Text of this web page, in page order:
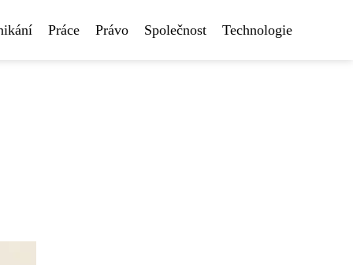
Práce Právo Společnost Technologie